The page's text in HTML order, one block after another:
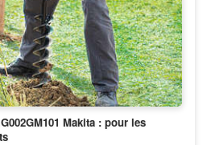
Makita : pour les